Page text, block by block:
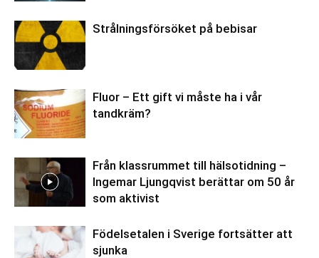
Strålningsförsöket på bebisar
Fluor – Ett gift vi måste ha i vår
tandkräm?
Från klassrummet till hälsotidning –
Ingemar Ljungqvist berättar om 50 år
som aktivist
Födelsetalen i Sverige fortsätter att
sjunka